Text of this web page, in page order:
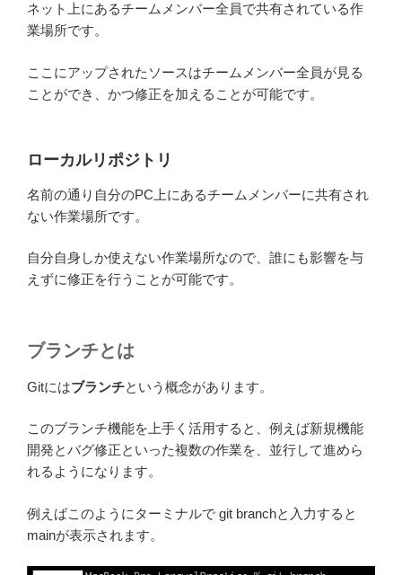
ネット上にあるチームメンバー全員で共有されている作
業場所です。
ここにアップされたソースはチームメンバー全員が見る
ことができ、かつ修正を加えることが可能です。
ローカルリポジトリ
名前の通り自分のPC上にあるチームメンバーに共有され
ない作業場所です。
自分自身しか使えない作業場所なので、誰にも影響を与
えずに修正を行うことが可能です。
ブランチとは
Gitにはブランチという概念があります。
このブランチ機能を上手く活用すると、例えば新規機能
開発とバグ修正といった複数の作業を、並行して進めら
れるようになります。
例えばこのようにターミナルで git branchと入力すると
mainが表示されます。